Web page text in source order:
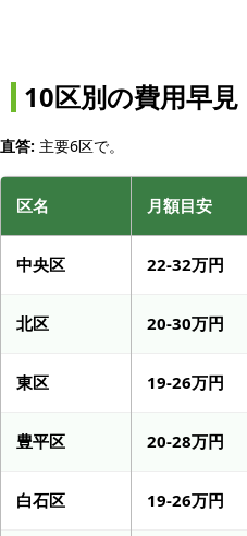
10区別の費用早見
直答: 主要6区で。
区名 月額目安
中央区 22-32万円
北区 20-30万円
東区 19-26万円
豊平区 20-28万円
白石区 19-26万円